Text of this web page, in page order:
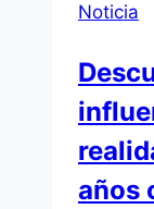
Noticia
años